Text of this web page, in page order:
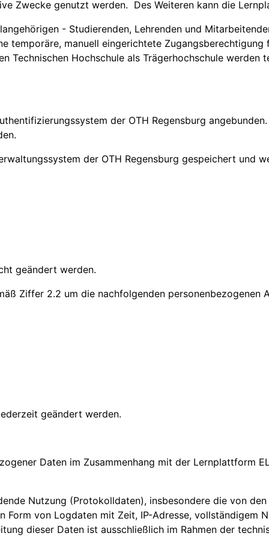
Zwecke genutzt werden. Des Weiteren kann die
- Studierenden, Lehrenden und
temporäre, manuell eingerichtete Zugangsberechtigung
Technischen Hochschule als Trägerhochschule
der OTH Regensburg
der OTH Regensburg gespeichert und
geändert werden.
Ziffer 2.2 um die nachfolgenden personenbezogenen
geändert werden.
Daten im Zusammenhang mit der Lernplattform
Nutzung (Protokolldaten), insbesondere die von
von Logdaten mit Zeit, IP-Adresse, vollständigem
dieser Daten ist ausschließlich im Rahmen der